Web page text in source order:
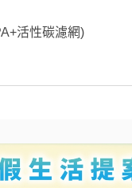
活性碳濾網)